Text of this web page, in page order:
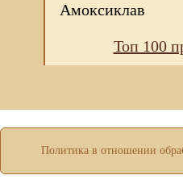
Амоксиклав
Топ 100
Политика в отношении
веб-сайта. Подробности - в
обработки персональных
Cookies в настройках